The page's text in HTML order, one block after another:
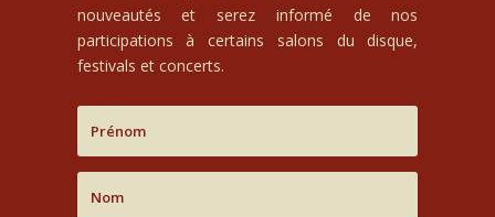
nouveautés et serez informé de nos
participations à certains salons du disque,
festivals et concerts.